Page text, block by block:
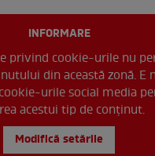
INFORMARE
privind cookie-urile nu
din această zonă. E
urile social media
acestui tip de conținut.
Modifică setările